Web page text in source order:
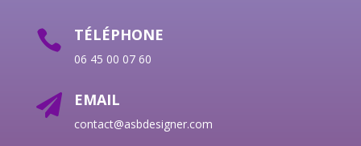
 TÉLÉPHONE
06 45 00 07 60
 EMAIL
contact@asbdesigner.com